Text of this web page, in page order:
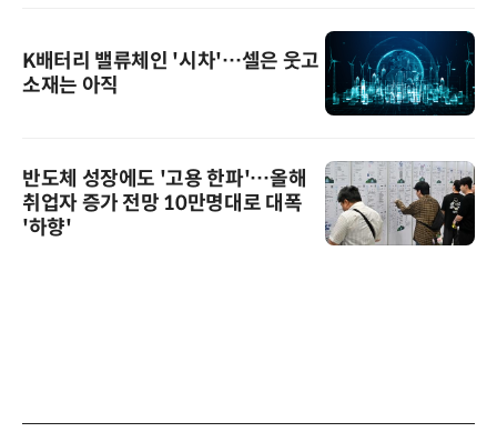
K배터리 밸류체인 '시차'…셀은 웃고
소재는 아직
반도체 성장에도 '고용 한파'…올해
취업자 증가 전망 10만명대로 대폭
'하향'